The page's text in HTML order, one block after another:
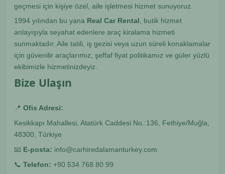
geçmesi için kişiye özel, aile işletmesi hizmet sunuyoruz.
1994 yılından bu yana Real Car Rental, butik hizmet
anlayışıyla seyahat edenlere araç kiralama hizmeti
sunmaktadır. Aile tatili, iş gezisi veya uzun süreli konaklamalar
için güvenilir araçlarımız, şeffaf fiyat politikamız ve güler yüzlü
ekibimizle hizmetinizdeyiz.
Bize Ulaşın
📍 Ofis Adresi:
Kesikkapı Mahallesi, Atatürk Caddesi No.:136, Fethiye/Muğla,
48300, Türkiye
📧 E-posta: info@carhiredalamanturkey.com
📞 Telefon: +90 534 768 80 99